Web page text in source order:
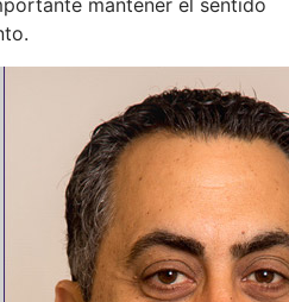
mantener el sentido